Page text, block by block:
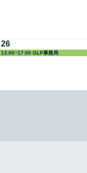
26
13:00~17:00 GLP事務局